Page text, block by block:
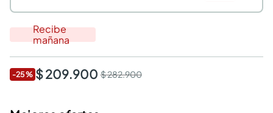
Recibe
mañana
-25% $ 209.900 $ 282.900